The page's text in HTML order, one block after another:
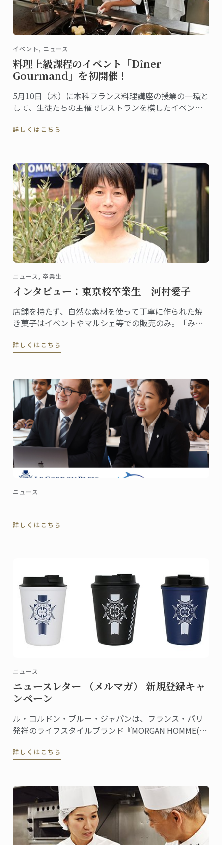
イベント, ニュース
料理上級課程のイベント「Dîner
Gourmand」を初開催！
5月10日（木）に本科フランス料理講座の授業の一環と
して、生徒たちの主催でレストランを模したイベント
なったフランス料理ディプロムに加わった講座内容の
詳しくはこちら
ニュース, 卒業生
インタビュー：東京校卒業生 河村愛子
店舗を持たず、自然な素材を使って丁寧に作られた焼
き菓子はイベントやマルシェ等での販売のみ。「みの
子さんは、2002年に東京校でグラン・ディプロムを取
詳しくはこちら
ニュース
詳しくはこちら
ニュース
ニュースレター （メルマガ） 新規登録キャ
ンペーン
ル・コルドン・ブルー・ジャパンは、フランス・パリ
発祥のライフスタイルブランド『MORGAN HOMME(モ
ルドン・ブルーのニュースレター（メルマガ）に新規
詳しくはこちら